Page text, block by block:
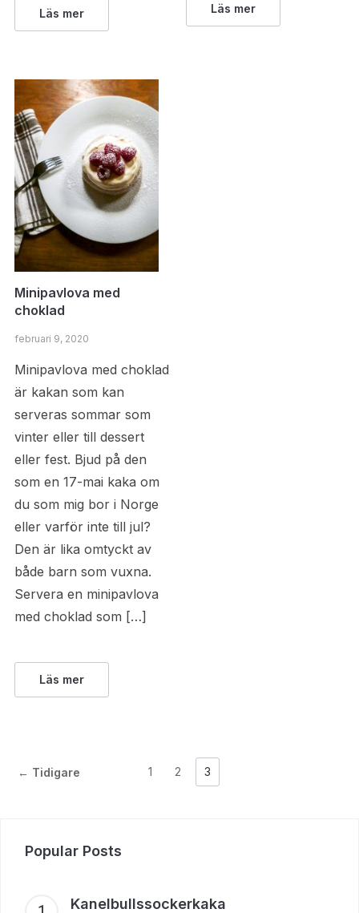
Läs mer Läs mer
Minipavlova med
choklad
februari 9, 2020
Minipavlova med choklad
är kakan som kan
serveras sommar som
vinter eller till dessert
eller fest. Bjud på den
som en 17-mai kaka om
du som mig bor i Norge
eller varför inte till jul?
Den är lika omtyckt av
både barn som vuxna.
Servera en minipavlova
med choklad som […]
Läs mer
← Tidigare 1 2 3
Popular Posts
Kanelbullssockerkaka